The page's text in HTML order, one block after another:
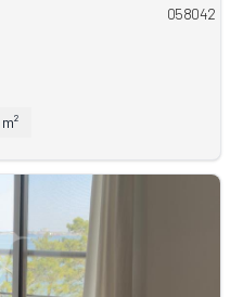
058042